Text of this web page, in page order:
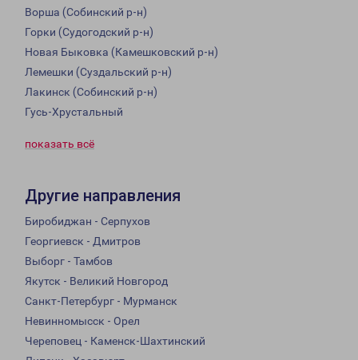
Ворша (Собинский р-н)
Горки (Судогодский р-н)
Новая Быковка (Камешковский р-н)
Лемешки (Суздальский р-н)
Лакинск (Собинский р-н)
Гусь-Хрустальный
показать всё
Другие направления
Биробиджан - Серпухов
Георгиевск - Дмитров
Выборг - Тамбов
Якутск - Великий Новгород
Санкт-Петербург - Мурманск
Невинномысск - Орел
Череповец - Каменск-Шахтинский